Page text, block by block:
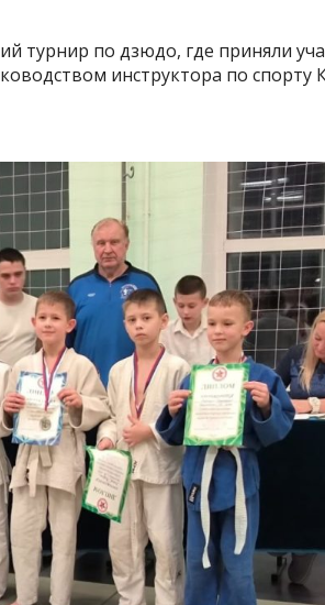
турнир по дзюдо, где приняли
инструктора по спорту